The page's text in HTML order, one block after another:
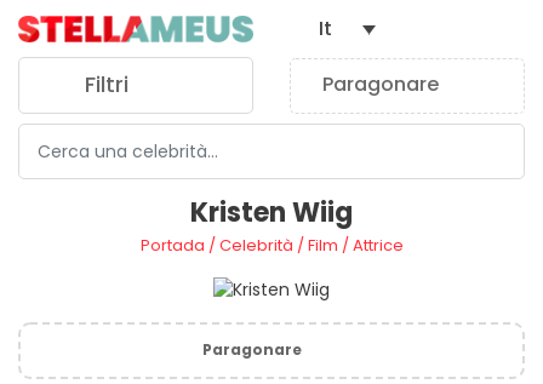
Filtri Paragonare
It
Kristen Wiig
Portada /Celebrità /Film /Attrice
Paragonare